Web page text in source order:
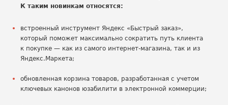
К таким новинкам относятся:
встроенный инструмент Яндекс «Быстрый заказ»,
который поможет максимально сократить путь клиента
к покупке — как из самого интернет-магазина, так и из
Яндекс.Маркета;
обновленная корзина товаров, разработанная с учетом
ключевых канонов юзабилити в электронной коммерции;